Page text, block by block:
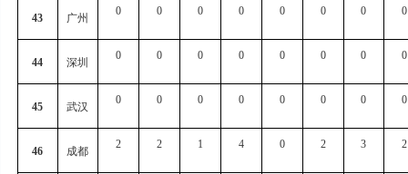
43 广州
0 0 0 0 0 0 0 0
44 深圳
0 0 0 0 0 0 0 0
45 武汉
0 0 0 0 0 0 0 0
46 成都
2 2 1 4 0 2 3 2